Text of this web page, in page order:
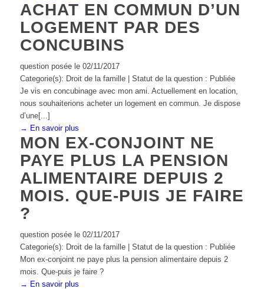
ACHAT EN COMMUN D’UN
LOGEMENT PAR DES
CONCUBINS
question posée le 02/11/2017
Categorie(s): Droit de la famille | Statut de la question : Publiée
Je vis en concubinage avec mon ami. Actuellement en location,
nous souhaiterions acheter un logement en commun. Je dispose
d’une[...]
→ En savoir plus
MON EX-CONJOINT NE
PAYE PLUS LA PENSION
ALIMENTAIRE DEPUIS 2
MOIS. QUE-PUIS JE FAIRE
?
question posée le 02/11/2017
Categorie(s): Droit de la famille | Statut de la question : Publiée
Mon ex-conjoint ne paye plus la pension alimentaire depuis 2
mois. Que-puis je faire ?
→ En savoir plus